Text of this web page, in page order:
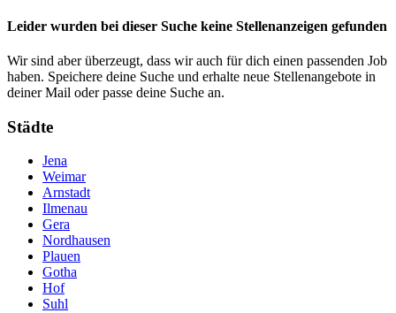
Leider wurden bei dieser Suche keine Stellenanzeigen gefunden
Wir sind aber überzeugt, dass wir auch für dich einen passenden Job
haben. Speichere deine Suche und erhalte neue Stellenangebote in
deiner Mail oder passe deine Suche an.
Städte
Jena
Weimar
Arnstadt
Ilmenau
Gera
Nordhausen
Plauen
Gotha
Hof
Suhl